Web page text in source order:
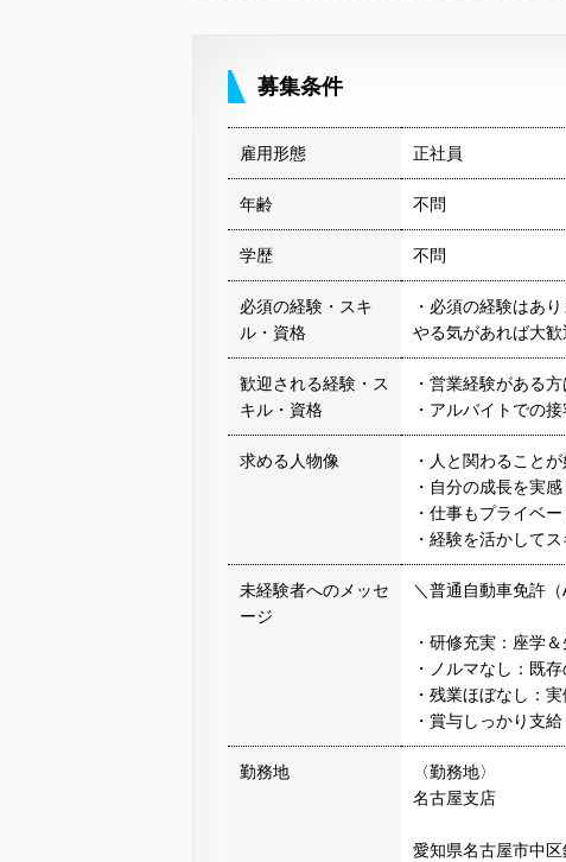
募集条件
雇用形態 正社員
年齢 不問
学歴 不問
必須の経験・スキ
ル・資格
・必須の経験はあり
やる気があれば大歓
歓迎される経験・ス
キル・資格
・営業経験がある
・アルバイトでの
求める人物像
・人と関わること
・自分の成長を実
・仕事もプライベ
・経験を活かして
未経験者へのメッセ
ージ
＼普通自動車免許
・研修充実：座学
・ノルマなし：既
・残業ほぼなし：
・賞与しっかり支
勤務地
〈勤務地〉
名古屋支店
愛知県名古屋市中